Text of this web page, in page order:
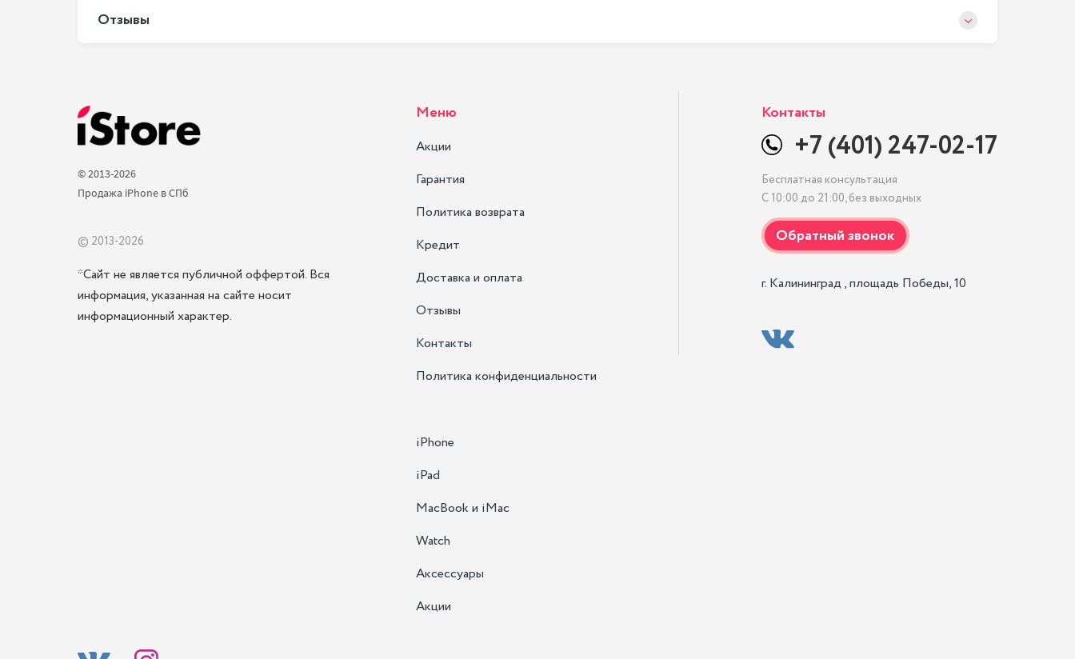
Отзывы
© 2013-2026
Продажа iPhone в СПб
© 2013-2026
*Сайт не является публичной оффертой. Вся
информация, указанная на сайте носит
информационный характер.
Меню
Акции
Гарантия
Политика возврата
Кредит
Доставка и оплата
Отзывы
Контакты
Политика конфиденциальности
iPhone
iPad
MacBook и iMac
Watch
Аксессуары
Акции
Контакты
+7 (401) 247-02-17
Бесплатная консультация
С 10:00 до 21:00, без выходных
г. Калининград , площадь Победы, 10